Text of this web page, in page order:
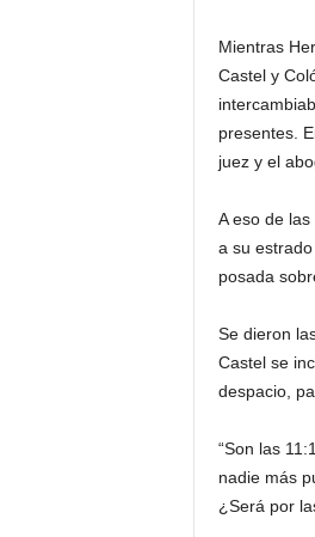
Mientras
Castel y
presentes.
juez y el
A eso de
a su
posada
Se dieron
Castel se
despacio,
“Son las
nadie más
¿Será por